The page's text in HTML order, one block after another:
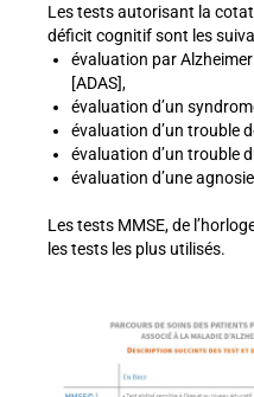
Les tests autorisant la
déficit cognitif sont les
évaluation par
[ADAS],
évaluation d’un
évaluation d’un trouble
évaluation d’un trouble
évaluation d’une
Les tests MMSE, de
les tests les plus utilisés.